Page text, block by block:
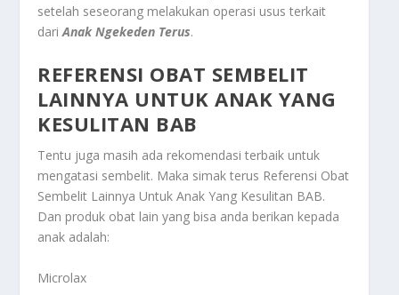
setelah seseorang melakukan operasi usus terkait
dariAnak Ngekeden Terus.
REFERENSI OBAT SEMBELIT
LAINNYA UNTUK ANAK YANG
KESULITAN BAB
Tentu juga masih ada rekomendasi terbaik untuk
mengatasi sembelit. Maka simak terus Referensi Obat
Sembelit Lainnya Untuk Anak Yang Kesulitan BAB.
Dan produk obat lain yang bisa anda berikan kepada
anak adalah:
Microlax